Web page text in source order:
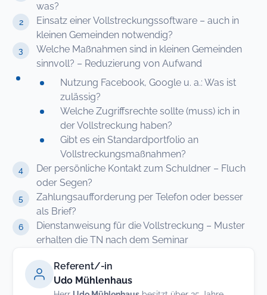
was?
Einsatz einer Vollstreckungssoftware – auch in
kleinen Gemeinden notwendig?
Welche Maßnahmen sind in kleinen Gemeinden
sinnvoll? – Reduzierung von Aufwand
Nutzung Facebook, Google u. a.: Was ist
zulässig?
Welche Zugriffsrechte sollte (muss) ich in
der Vollstreckung haben?
Gibt es ein Standardportfolio an
Vollstreckungsmaßnahmen?
Der persönliche Kontakt zum Schuldner – Fluch
oder Segen?
Zahlungsaufforderung per Telefon oder besser
als Brief?
Dienstanweisung für die Vollstreckung – Muster
erhalten die TN nach dem Seminar
Referent/-in
Udo Mühlenhaus